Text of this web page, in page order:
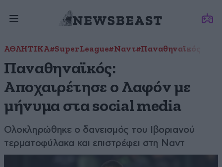
ΑΘΛΗΤΙΚΑ#Super League#Ναντ#Παναθηναϊκός
Παναθηναϊκός:
Αποχαιρέτησε ο Λαφόν με
μήνυμα στα social media
Ολοκληρώθηκε ο δανεισμός του Ιβοριανού
τερματοφύλακα και επιστρέφει στη Ναντ